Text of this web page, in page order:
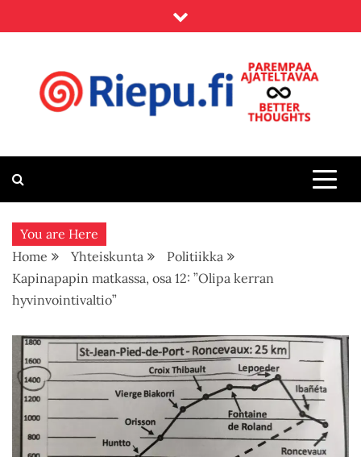
to
Riepu.fi
You are Here
Home
Yhteiskunta
Politiikka
Kapinapapin matkassa, osa 12: ”Olipa kerran
hyvinvointivaltio”